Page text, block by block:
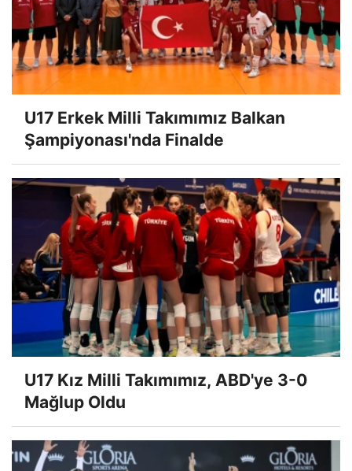
U17 Erkek Milli Takımımız Balkan
Şampiyonası'nda Finalde
U17 Kız Milli Takımımız, ABD'ye 3-0
Mağlup Oldu